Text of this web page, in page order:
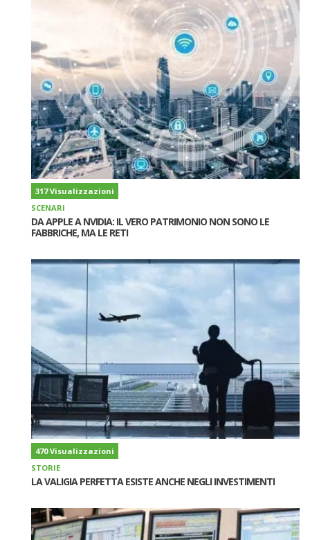
317 Visualizzazioni
SCENARI
DA APPLE A NVIDIA: IL VERO PATRIMONIO NON SONO LE
FABBRICHE, MA LE RETI
470 Visualizzazioni
STORIE
LA VALIGIA PERFETTA ESISTE ANCHE NEGLI INVESTIMENTI